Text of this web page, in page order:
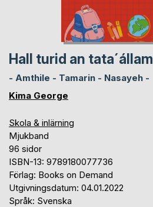
Hall turid an
- Amthile - Tamarin - Nasayeh -
Kima George
Skola & inlärning
Mjukband
96 sidor
ISBN-13: 9789180077736
Förlag: Books on Demand
Utgivningsdatum: 04.01.2022
Språk: Svenska